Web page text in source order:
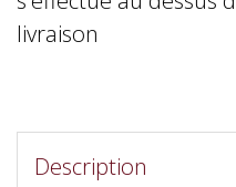
livraison
Description